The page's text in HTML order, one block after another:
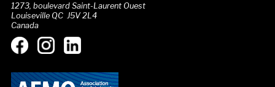
1273, boulevard Saint-Laurent Ouest
Louiseville QC J5V 2L4
Canada